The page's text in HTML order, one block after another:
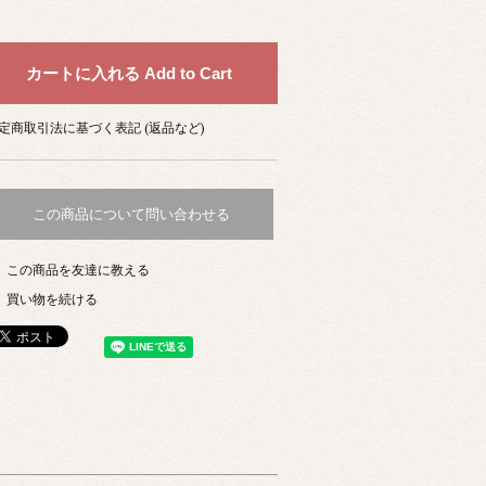
商取引法に基づく表記 (返品など)
この商品について問い合わせる
この商品を友達に教える
買い物を続ける